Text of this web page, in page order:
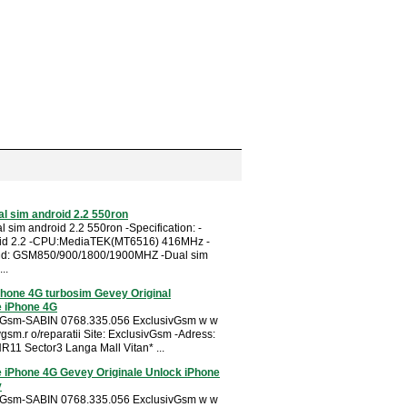
sim android 2.2 550ron
sim android 2.2 550ron -Specification: -
2.2 -CPU:MediaTEK(MT6516) 416MHz -
GSM850/900/1800/1900MHZ -Dual sim
4G turbosim Gevey Original
iPhone 4G
SABIN 0768.335.056 ExclusivGsm w w
o/reparatii Site: ExclusivGsm -Adress:
Sector3 Langa Mall Vitan* ...
iPhone 4G Gevey Originale Unlock iPhone
SABIN 0768.335.056 ExclusivGsm w w